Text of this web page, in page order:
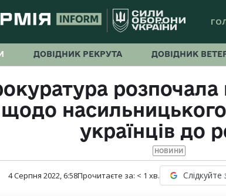
ДОВІДНИК РЕКРУТА ДОВІДНИК
щодо
українців до
НОВИНИ
4 Серпня 2022, 6:58Прочитаєте за: < 1 хв.